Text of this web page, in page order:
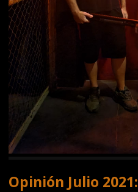
Opinión Julio 2021: